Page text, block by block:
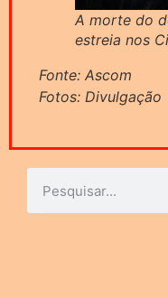
A morte do
estreia nos
Fonte: Ascom
Fotos: Divulgação